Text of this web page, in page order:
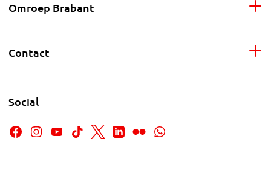
Omroep Brabant
Contact
Social